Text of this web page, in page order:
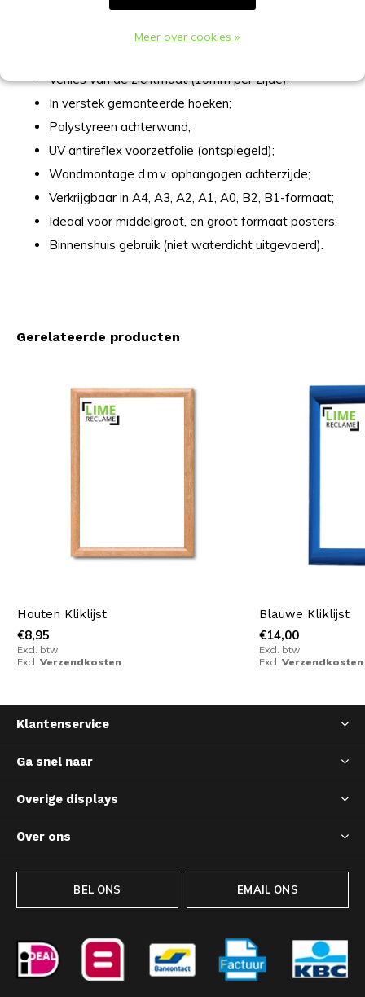
Breedte rand omlijsting 25mm;
Verlies van de zichtmaat (10mm per zijde);
In verstek gemonteerde hoeken;
Polystyreen achterwand;
UV antireflex voorzetfolie (ontspiegeld);
Wandmontage d.m.v. ophangogen achterzijde;
Verkrijgbaar in A4, A3, A2, A1, A0, B2, B1-formaat;
Ideaal voor middelgroot, en groot formaat posters;
Binnenshuis gebruik (niet waterdicht uitgevoerd).
Gerelateerde producten
Houten Kliklijst
€8,95
Excl. btw
Excl. Verzendkosten
Blauwe Kliklijst
€14,00
Excl. btw
Excl. Verzendkosten
Klantenservice
Ga snel naar
Overige displays
Over ons
BEL ONS EMAIL ONS
Meer over cookies »